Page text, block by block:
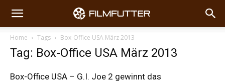
Home Tags Box-Office USA März 2013
Tag: Box-Office USA März 2013
Box-Office USA – G.I. Joe 2 gewinnt das